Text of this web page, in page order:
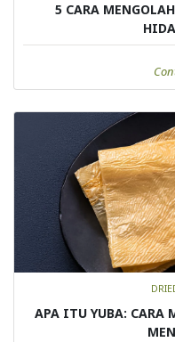
5 CARA
APA ITU YUBA: CARA